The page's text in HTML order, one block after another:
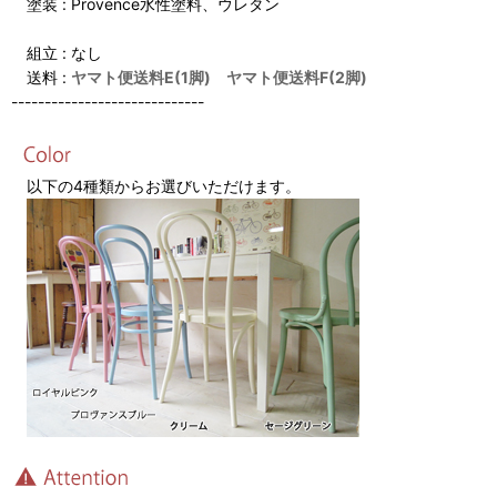
組立 : なし
送料 : ヤマト便送料E(1脚) ヤマト便送料F(2脚)
-----------------------------
以下の4種類からお選びいただけます。